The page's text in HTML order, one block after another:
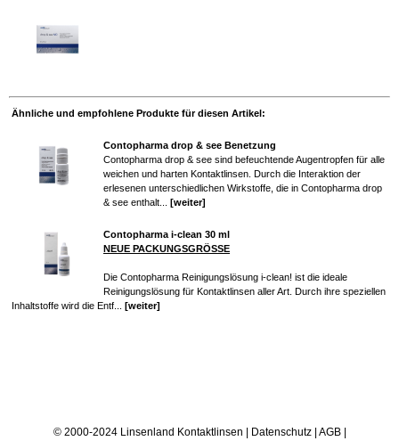
Ähnliche und empfohlene Produkte für diesen Artikel:
Contopharma drop & see Benetzung
Contopharma drop & see sind befeuchtende Augentropfen für alle
weichen und harten Kontaktlinsen. Durch die Interaktion der
erlesenen unterschiedlichen Wirkstoffe, die in Contopharma drop
& see enthalt... [weiter]
Contopharma i-clean 30 ml
NEUE PACKUNGSGRÖSSE
Die Contopharma Reinigungslösung i-clean! ist die ideale
Reinigungslösung für Kontaktlinsen aller Art. Durch ihre speziellen
Inhaltstoffe wird die Entf... [weiter]
© 2000-2024 Linsenland Kontaktlinsen | Datenschutz| AGB|